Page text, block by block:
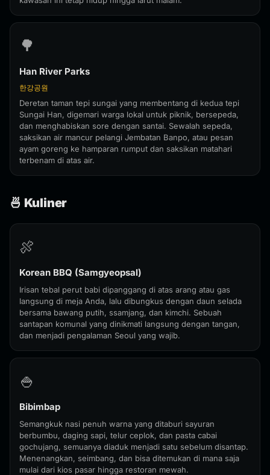
🌳
Han River Parks
한강공원
Deretan taman tepi sungai yang membentang di kedua tepi
Sungai Han, digemari warga lokal untuk piknik, bersepeda,
dan menghabiskan sore dengan santai. Sewalah sepeda,
saksikan air mancur pelangi Jembatan Banpo, atau pesan
ayam goreng ke hamparan rumput dan saksikan matahari
terbenam di atas air.
🍜 Kuliner
🍖
Korean BBQ (Samgyeopsal)
Irisan tebal perut babi dipanggang di atas arang atau gas
langsung di meja Anda, lalu dibungkus dengan daun selada
bersama bawang putih, ssamjang, dan kimchi. Sebuah
santapan komunal yang dinikmati langsung dengan tangan,
dan menjadi pengalaman Seoul yang wajib.
🍚
Bibimbap
Semangkuk nasi penuh warna yang ditaburi sayuran
berbumbu, daging sapi, telur ceplok, dan pasta cabai
gochujang, semuanya diaduk menjadi satu sebelum disantap.
Menenangkan, seimbang, dan bisa ditemukan di mana saja
mulai dari kios pasar hingga restoran mewah.